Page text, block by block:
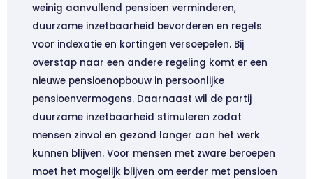
weinig aanvullend pensioen verminderen,
duurzame inzetbaarheid bevorderen en regels
voor indexatie en kortingen versoepelen. Bij
overstap naar een andere regeling komt er een
nieuwe pensioenopbouw in persoonlijke
pensioenvermogens. Daarnaast wil de partij
duurzame inzetbaarheid stimuleren zodat
mensen zinvol en gezond langer aan het werk
kunnen blijven. Voor mensen met zware beroepen
moet het mogelijk blijven om eerder met pensioen